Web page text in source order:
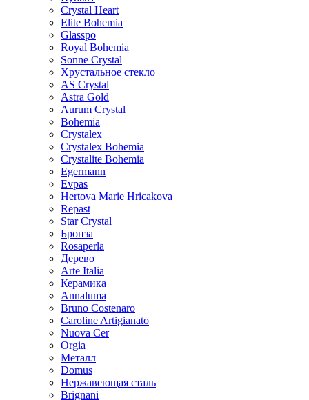
Crystal Heart
Elite Bohemia
Glasspo
Royal Bohemia
Sonne Crystal
Хрустальное стекло
AS Crystal
Astra Gold
Aurum Crystal
Bohemia
Crystalex
Crystalex Bohemia
Crystalite Bohemia
Egermann
Evpas
Hertova Marie Hricakova
Repast
Star Crystal
Бронза
Rosaperla
Дерево
Arte Italia
Керамика
Annaluma
Bruno Costenaro
Caroline Artigianato
Nuova Cer
Orgia
Металл
Domus
Нержавеющая сталь
Brignani